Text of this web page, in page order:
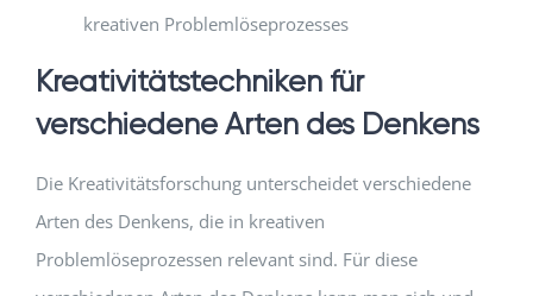
kreativen Problemlöseprozesses
Kreativitätstechniken für
verschiedene Arten des Denkens
Die Kreativitätsforschung unterscheidet verschiedene
Arten des Denkens, die in kreativen
Problemlöseprozessen relevant sind. Für diese